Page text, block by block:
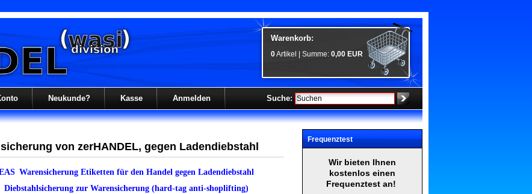
Warenkorb:
0Artikel | Summe: 0,00 EUR
Neukunde? Kasse Anmelden Suche:
von zerHANDEL, gegen Ladendiebstahl
Warensicherung Etiketten für den Handel gegen Ladendiebstahl
Diebstahlsicherung zur Warensicherung (hard-tag anti-shoplifting)
Frequenztest
Wir bieten Ihnen
kostenlos einen
Frequenztest an!